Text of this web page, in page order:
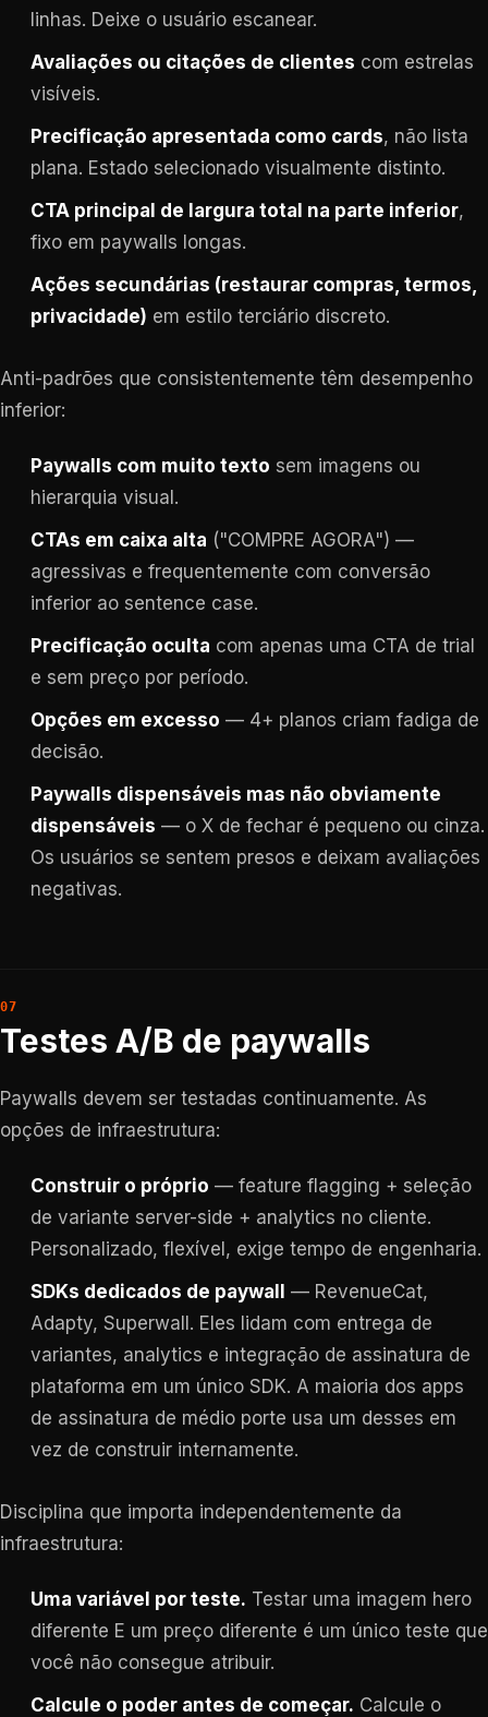
linhas. Deixe o usuário escanear.
Avaliações ou citações de clientes com estrelas
visíveis.
Precificação apresentada como cards, não lista
plana. Estado selecionado visualmente distinto.
CTA principal de largura total na parte inferior,
fixo em paywalls longas.
Ações secundárias (restaurar compras, termos,
privacidade) em estilo terciário discreto.
Anti-padrões que consistentemente têm desempenho
inferior:
Paywalls com muito texto sem imagens ou
hierarquia visual.
CTAs em caixa alta ("COMPRE AGORA") —
agressivas e frequentemente com conversão
inferior ao sentence case.
Precificação oculta com apenas uma CTA de trial
e sem preço por período.
Opções em excesso — 4+ planos criam fadiga de
decisão.
Paywalls dispensáveis mas não obviamente
dispensáveis — o X de fechar é pequeno ou cinza.
Os usuários se sentem presos e deixam avaliações
negativas.
Testes A/B de paywalls
Paywalls devem ser testadas continuamente. As
opções de infraestrutura:
Construir o próprio — feature flagging + seleção
de variante server-side + analytics no cliente.
Personalizado, flexível, exige tempo de engenharia.
SDKs dedicados de paywall
— RevenueCat,
Adapty, Superwall. Eles lidam com entrega de
variantes, analytics e integração de assinatura de
plataforma em um único SDK. A maioria dos apps
de assinatura de médio porte usa um desses em
vez de construir internamente.
Disciplina que importa independentemente da
infraestrutura:
Uma variável por teste. Testar uma imagem hero
diferente E um preço diferente é um único teste que
você não consegue atribuir.
Calcule o poder antes de começar. Calcule o